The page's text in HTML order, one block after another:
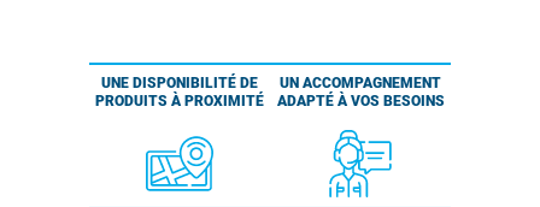
UNE DISPONIBILITÉ DE
PRODUITS À PROXIMITÉ
UN ACCOMPAGNEMENT
ADAPTÉ À VOS BESOINS